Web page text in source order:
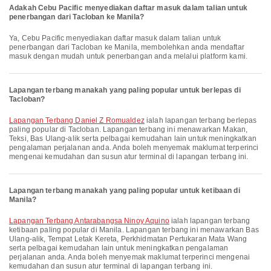
Adakah Cebu Pacific menyediakan daftar masuk dalam talian untuk
penerbangan dari Tacloban ke Manila?
Ya, Cebu Pacific menyediakan daftar masuk dalam talian untuk
penerbangan dari Tacloban ke Manila, membolehkan anda mendaftar
masuk dengan mudah untuk penerbangan anda melalui platform kami.
Lapangan terbang manakah yang paling popular untuk berlepas di
Tacloban?
Lapangan Terbang Daniel Z Romualdezialah lapangan terbang berlepas
paling popular di Tacloban. Lapangan terbang ini menawarkan Makan,
Teksi, Bas Ulang-alik serta pelbagai kemudahan lain untuk meningkatkan
pengalaman perjalanan anda. Anda boleh menyemak maklumat terperinci
mengenai kemudahan dan susun atur terminal di lapangan terbang ini.
Lapangan terbang manakah yang paling popular untuk ketibaan di
Manila?
Lapangan Terbang Antarabangsa Ninoy Aquinoialah lapangan terbang
ketibaan paling popular di Manila. Lapangan terbang ini menawarkan Bas
Ulang-alik, Tempat Letak Kereta, Perkhidmatan Pertukaran Mata Wang
serta pelbagai kemudahan lain untuk meningkatkan pengalaman
perjalanan anda. Anda boleh menyemak maklumat terperinci mengenai
kemudahan dan susun atur terminal di lapangan terbang ini.